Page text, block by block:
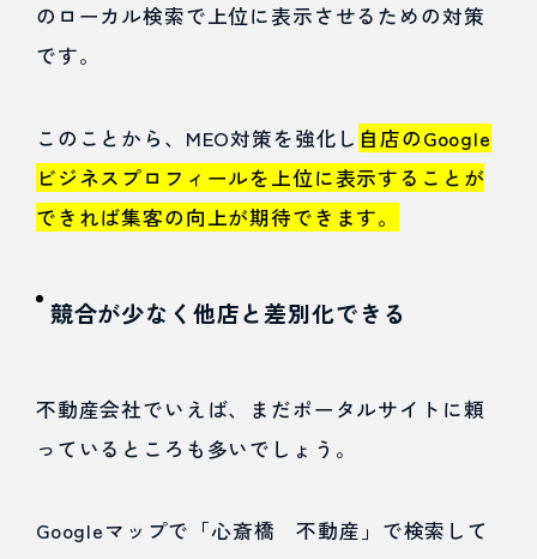
示され
2.5
Google
口コミ
して来
アップ
できる
2.6
のローカル検索で上位に表示させるための対策
です。
このことから、MEO対策を強化し 自店のGoogle
ビジネスプロフィールを上位に表示することが
できれば集客の向上が期待できます。
競合が少なく他店と差別化できる
不動産会社でいえば、まだポータルサイトに頼
っているところも多いでしょう。
Googleマップで「心斎橋 不動産」で検索して